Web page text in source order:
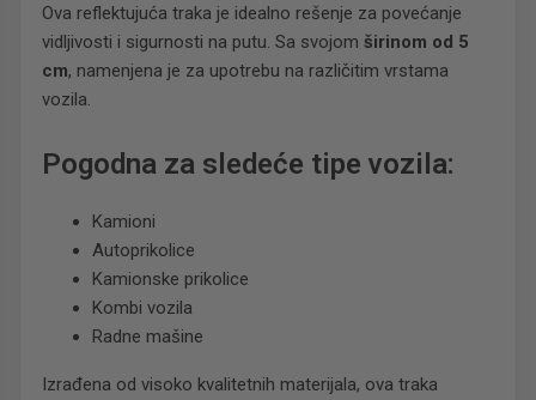
Ova reflektujuća traka je idealno rešenje za povećanje
vidljivosti i sigurnosti na putu. Sa svojom širinom od 5
cm, namenjena je za upotrebu na različitim vrstama
vozila.
Pogodna za sledeće tipe vozila:
Kamioni
Autoprikolice
Kamionske prikolice
Kombi vozila
Radne mašine
Izrađena od visoko kvalitetnih materijala, ova traka